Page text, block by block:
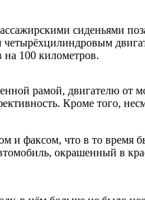
сиденьями
четырёхцилиндровым
100 километров.
рамой, двигателю от
Кроме того,
и факсом, что в то время
окрашенный в